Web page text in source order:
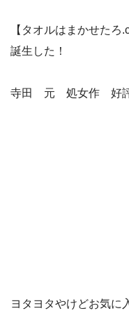
【タオルはまかせた
誕生した！
寺田 元 処女作 好評
ヨタヨタやけどお気に